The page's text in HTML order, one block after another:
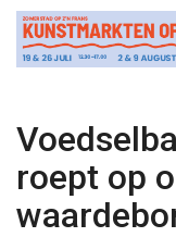
roept op